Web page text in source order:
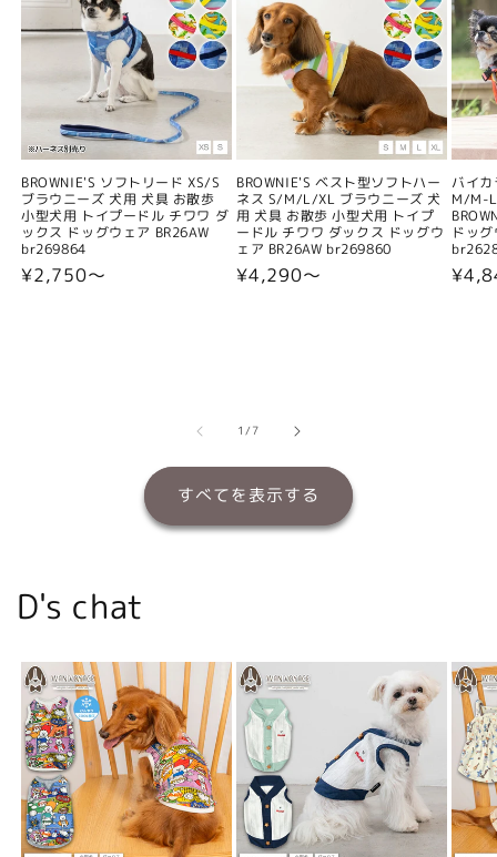
BROWNIE'S ソフトリード XS/S
ブラウニーズ 犬用 犬具 お散歩
小型犬用 トイプードル チワワ ダ
ックス ドッグウェア BR26AW
br269864
通
¥2,750〜
BROWNIE'S ベスト型ソフトハー
ネス S/M/L/XL ブラウニーズ 犬
用 犬具 お散歩 小型犬用 トイプ
ードル チワワ ダックス ドッグウ
ェア BR26AW br269860
通
¥4,290〜
バイ
M/M-
ドッ
通
1/の
7
すべてを表示する
D's chat